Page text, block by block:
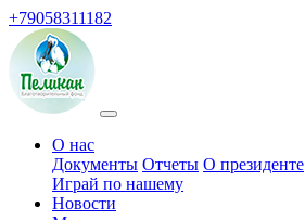
+79058311182
О нас
Документы Отчеты О президенте
Играй по нашему
Новости